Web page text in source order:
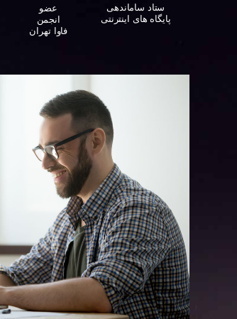
ستاد ساماندهی
پایگاه های اینترنتی
عضو
انجمن
فاوا تهران